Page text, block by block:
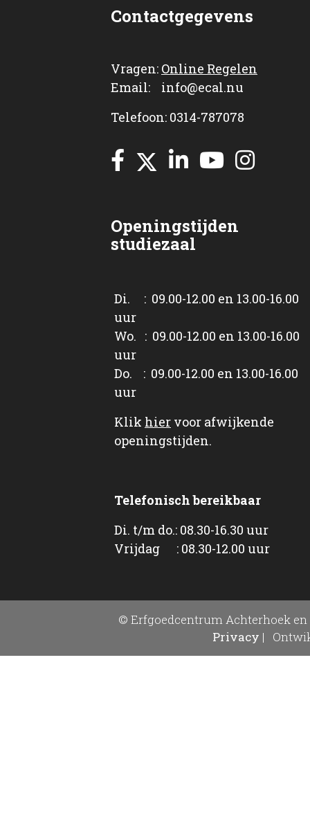
Contactgegevens
Vragen: Online Regelen
Email: info@ecal.nu
Telefoon: 0314-787078
Openingstijden
studiezaal
Di. : 09.00-12.00 en 13.00-16.00
uur
Wo. : 09.00-12.00 en 13.00-16.00
uur
Do. : 09.00-12.00 en 13.00-16.00
uur
Klik hier voor afwijkende
openingstijden.
Telefonisch bereikbaar
Di. t/m do.: 08.30-16.30 uur
Vrijdag : 08.30-12.00 uur
© Erfgoedcentrum Achterhoek en
Privacy |